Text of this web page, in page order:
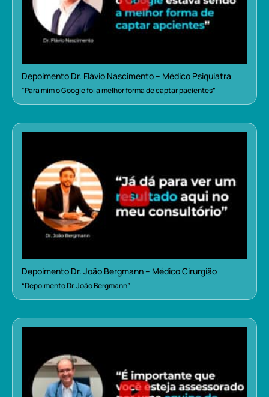
Depoimento Dr. Flávio Nascimento – Médico Psiquiatra
“Para mim o Google foi a melhor forma de captar pacientes”
Depoimento Dr. João Bergmann – Médico Cirurgião
“Depoimento Dr. João Bergmann”